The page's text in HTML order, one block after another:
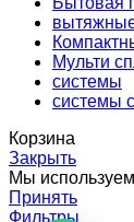
Мульти
системы
системы
Корзина
Закрыть
Мы
Принять
Фильтры